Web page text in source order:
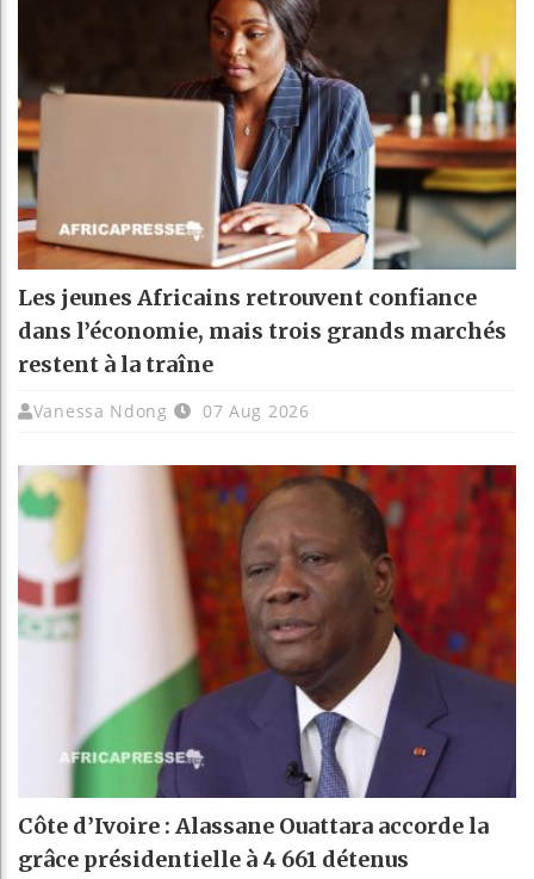
Les jeunes Africains retrouvent confiance
dans l’économie, mais trois grands marchés
restent à la traîne
Vanessa Ndong 07 Aug 2026
Côte d’Ivoire : Alassane Ouattara accorde la
grâce présidentielle à 4 661 détenus